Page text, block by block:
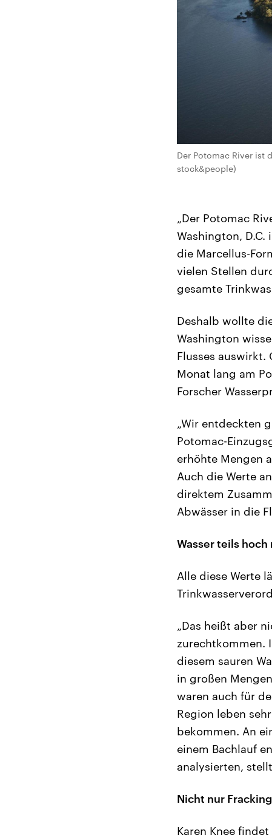
Der Potomac River ist
stock&people)
„Der Potomac
Washington,
die Marcellus-
vielen Stellen
gesamte
Deshalb wollte
Washington
Flusses auswirkt.
Monat lang am
Forscher
„Wir entdeckten
Potomac-
erhöhte Mengen
Auch die Werte
direktem
Abwässer in die
Wasser teils
Alle diese Werte
„Das heißt aber
zurechtkommen.
diesem sauren
in großen
waren auch für
Region leben
bekommen. An
einem Bachlauf
analysierten,
Nicht nur
Karen Knee